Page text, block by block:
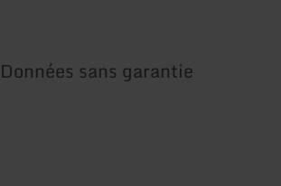
Données sans garantie